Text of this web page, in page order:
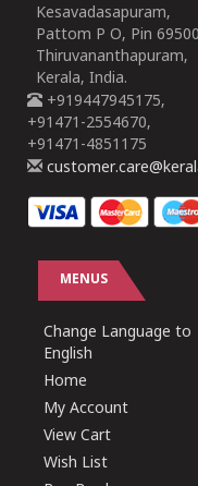
Kesavadasapuram,
Pattom P O, Pin
Thiruvananthapuram,
Kerala, India.
+919447945175,
+91471-2554670,
+91471-4851175
MENUS
Change Language to
English
Home
My Account
View Cart
Wish List